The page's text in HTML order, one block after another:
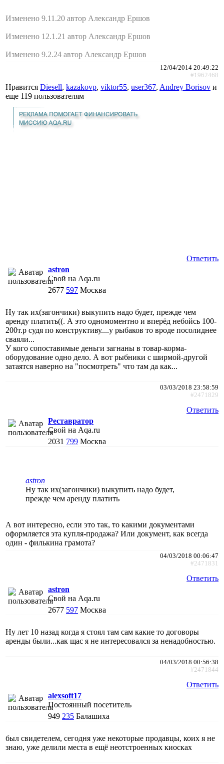
Изменено 9.11.20 автор Александр Ершов
Изменено 12.1.21 автор Александр Ершов
Изменено 9.2.24 автор Александр Ершов
12/04/2014 20:49:22
#1962468
Нравится Diesell, kazakovp, viktor55, user367, Andrey Borisov и
еще 119 пользователям
Ответить
astron
Свой на Aqa.ru
2677 597 Москва
Ну так их(загончики) выкупить надо будет, прежде чем
аренду платить((. А это одномоментно и вперёд небойсь 100-
200т.р судя по конструктиву....у рыбаков то вроде посолиднее
сваяли...
У кого сопоставимые деньги загнаны в товар-корма-
оборудование одно дело. А вот рыбники с ширмой-другой
затаятся наверно на "посмотреть" что там да как...
03/03/2018 23:58:59
#2471829
Ответить
Реставратор
Свой на Aqa.ru
2031 799 Москва
astron
Ну так их(загончики) выкупить надо будет,
прежде чем аренду платить
А вот интересно, если это так, то какими документами
оформляется эта купля-продажа? Или документ, как всегда
один - филькина грамота?
04/03/2018 00:06:47
#2471831
Ответить
astron
Свой на Aqa.ru
2677 597 Москва
Ну лет 10 назад когда я стоял там сам какие то договоры
аренды были...как щас я не интересовался за ненадобностью.
04/03/2018 00:56:38
#2471844
Ответить
alexsoft17
Постоянный посетитель
949 235 Балашиха
был свидетелем, сегодня уже некоторые продавцы, коих я не
знаю, уже делили места в ещё неотстроенных киосках